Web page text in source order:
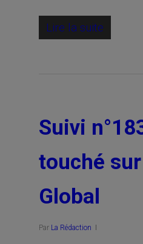
Lire la suite
Suivi
touché
Global
Par La Rédaction